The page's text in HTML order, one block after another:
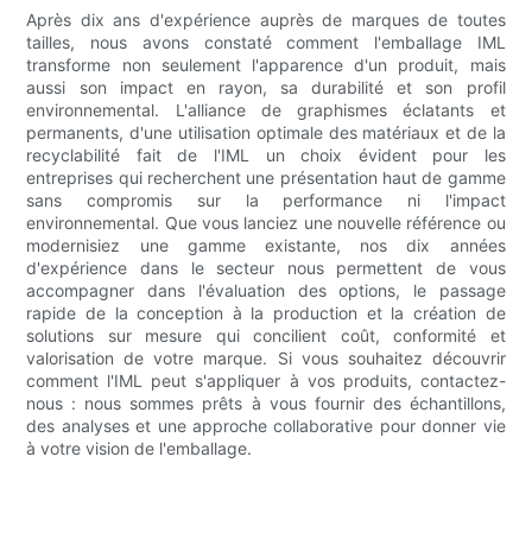
Après dix ans d'expérience auprès de marques de toutes
tailles, nous avons constaté comment l'emballage IML
transforme non seulement l'apparence d'un produit, mais
aussi son impact en rayon, sa durabilité et son profil
environnemental. L'alliance de graphismes éclatants et
permanents, d'une utilisation optimale des matériaux et de la
recyclabilité fait de l'IML un choix évident pour les
entreprises qui recherchent une présentation haut de gamme
sans compromis sur la performance ni l'impact
environnemental. Que vous lanciez une nouvelle référence ou
modernisiez une gamme existante, nos dix années
d'expérience dans le secteur nous permettent de vous
accompagner dans l'évaluation des options, le passage
rapide de la conception à la production et la création de
solutions sur mesure qui concilient coût, conformité et
valorisation de votre marque. Si vous souhaitez découvrir
comment l'IML peut s'appliquer à vos produits, contactez-
nous : nous sommes prêts à vous fournir des échantillons,
des analyses et une approche collaborative pour donner vie
à votre vision de l'emballage.